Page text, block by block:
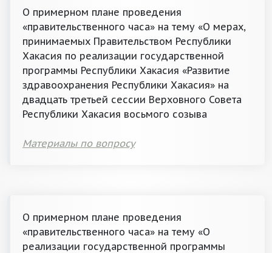
О примерном плане проведения
«правительственного часа» на тему «О мерах,
принимаемых Правительством Республики
Хакасия по реализации государственной
программы Республики Хакасия «Развитие
здравоохранения Республики Хакасия» на
двадцать третьей сессии Верховного Совета
Республики Хакасия восьмого созыва
Материалы по вопросу
О примерном плане проведения
«правительственного часа» на тему «О
реализации государственной программы